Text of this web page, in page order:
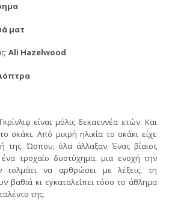
ματ
Ali Hazelwood
είναι μόλις δεκαεννέα ετών. Και
σκάκι. Από μικρή ηλικία το σκάκι είχε
της. Ώσπου, όλα άλλαξαν. Ένας βίαιος
τροχαίο δυστύχημα, μια ενοχή την
τολμάει να αρθρώσει με λέξεις, τη
βαθιά κι εγκαταλείπει τόσο το άθλημα
της.